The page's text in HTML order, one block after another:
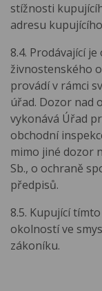
stížnosti
adresu
8.4. Prodávající
živnostenského
provádí v rámci
úřad. Dozor nad
vykonává Úřad
obchodní
mimo jiné dozor
Sb., o ochraně
předpisů.
8.5. Kupující
okolností ve
zákoníku.